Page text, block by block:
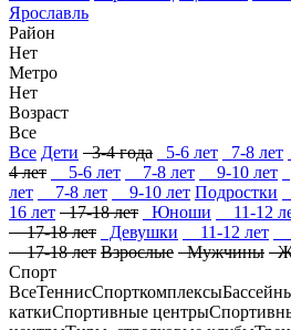
Ярославль
Район
Нет
Метро
Нет
Возраст
Все
Все Дети 3-4 года 5-6 лет 7-8 лет
4 лет
5-6 лет 7-8 лет 9-10 лет
лет
7-8 лет 9-10 лет Подростки
16 лет 17-18 лет Юноши 11-12
17-18 лет
Девушки 11-12 лет
17-18 лет Взрослые Мужчины
Спорт
ВсеТеннисСпорткомплексы
каткиСпортивные центры